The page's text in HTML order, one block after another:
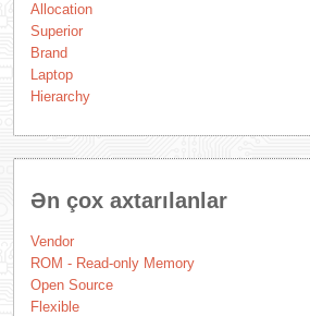
Allocation
Superior
Brand
Laptop
Hierarchy
Ən çox axtarılanlar
Vendor
ROM - Read-only Memory
Open Source
Flexible